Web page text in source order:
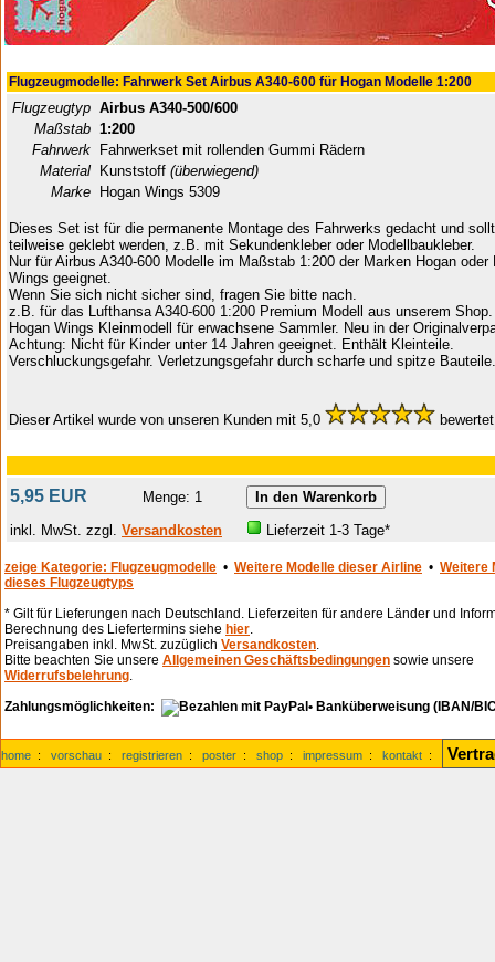
Flugzeugmodelle: Fahrwerk Set Airbus A340-600 für Hogan Modelle 1:200
Flugzeugtyp Airbus A340-500/600
Maßstab 1:200
Fahrwerk
Fahrwerkset mit rollenden Gummi Rädern
Material
Kunststoff (überwiegend)
Marke
Hogan Wings 5309
Dieses Set ist für die permanente Montage des Fahrwerks gedacht und
teilweise geklebt werden, z.B. mit Sekundenkleber oder Modellbaukleber.
Nur für Airbus A340-600 Modelle im Maßstab 1:200 der Marken Hogan oder
Wings geeignet.
Wenn Sie sich nicht sicher sind, fragen Sie bitte nach.
z.B. für das Lufthansa A340-600 1:200 Premium Modell aus unserem Shop.
Hogan Wings Kleinmodell für erwachsene Sammler. Neu in der
Achtung: Nicht für Kinder unter 14 Jahren geeignet. Enthält Kleinteile.
Verschluckungsgefahr. Verletzungsgefahr durch scharfe und spitze Bauteile.
Dieser Artikel wurde von unseren Kunden mit 5,0
5,95 EUR
Menge: 1
inkl. MwSt. zzgl. Versandkosten Lieferzeit 1-3 Tage*
zeige Kategorie: Flugzeugmodelle • Weitere Modelle dieser Airline • Weitere
dieses Flugzeugtyps
* Gilt für Lieferungen nach Deutschland. Lieferzeiten für andere Länder und
Berechnung des Liefertermins siehe hier.
Preisangaben inkl. MwSt. zuzüglich Versandkosten.
Bitte beachten Sie unsere Allgemeinen Geschäftsbedingungen sowie unsere
Widerrufsbelehrung.
Zahlungsmöglichkeiten:
• Banküberweisung (IBAN/
home : vorschau : registrieren : poster : shop : impressum : kontakt :